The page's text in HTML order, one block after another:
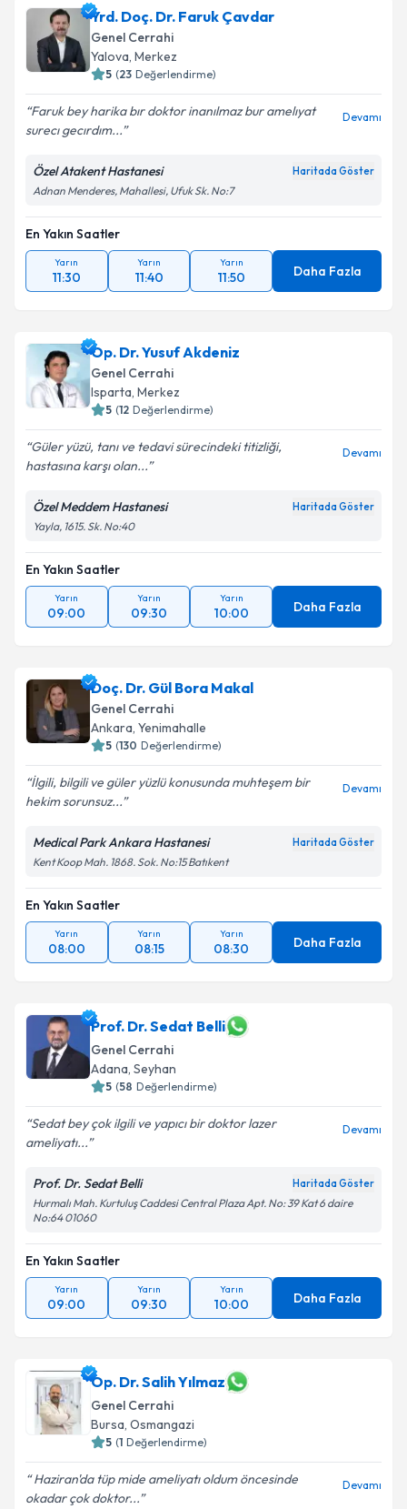
Yrd. Doç. Dr. Faruk Çavdar
Genel Cerrahi
Yalova, Merkez
5 (23 Değerlendirme)
Faruk bey harika bır doktor inanılmaz bur amelıyat
surecı gecırdım...
Devamı
Özel Atakent Hastanesi Haritada Göster
Adnan Menderes, Mahallesi, Ufuk Sk. No:7
En Yakın Saatler
Yarın
11:30
Yarın
11:40
Yarın
11:50 Daha Fazla
Op. Dr. Yusuf Akdeniz
Genel Cerrahi
Isparta, Merkez
5 (12 Değerlendirme)
Güler yüzü, tanı ve tedavi sürecindeki titizliği,
hastasına karşı olan...
Devamı
Özel Meddem Hastanesi Haritada Göster
Yayla, 1615. Sk. No:40
En Yakın Saatler
Yarın
09:00
Yarın
09:30
Yarın
10:00 Daha Fazla
Doç. Dr. Gül Bora Makal
Genel Cerrahi
Ankara, Yenimahalle
5 (130 Değerlendirme)
İlgili, bilgili ve güler yüzlü konusunda muhteşem bir
hekim sorunsuz...
Devamı
Medical Park Ankara Hastanesi Haritada Göster
Kent Koop Mah. 1868. Sok. No:15 Batıkent
En Yakın Saatler
Yarın
08:00
Yarın
08:15
Yarın
08:30 Daha Fazla
Prof. Dr. Sedat Belli
Genel Cerrahi
Adana, Seyhan
5 (58 Değerlendirme)
Sedat bey çok ilgili ve yapıcı bir doktor lazer
ameliyatı...
Devamı
Prof. Dr. Sedat Belli Haritada Göster
Hurmalı Mah. Kurtuluş Caddesi Central Plaza Apt. No: 39 Kat 6 daire
No:64 01060
En Yakın Saatler
Yarın
09:00
Yarın
09:30
Yarın
10:00 Daha Fazla
Op. Dr. Salih Yılmaz
Genel Cerrahi
Bursa, Osmangazi
5 (1 Değerlendirme)
Haziran'da tüp mide ameliyatı oldum öncesinde
okadar çok doktor...
Devamı